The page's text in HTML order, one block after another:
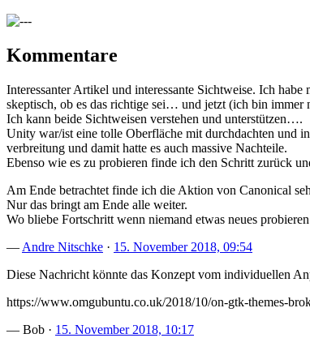
Kommentare
Interessanter Artikel und interessante Sichtweise. Ich
skeptisch, ob es das richtige sei… und jetzt (ich bin
Ich kann beide Sichtweisen verstehen und unterstützen….
Unity war/ist eine tolle Oberfläche mit durchdachten und
verbreitung und damit hatte es auch massive Nachteile.
Ebenso wie es zu probieren finde ich den Schritt zurück
Am Ende betrachtet finde ich die Aktion von Canonical
Nur das bringt am Ende alle weiter.
Wo bliebe Fortschritt wenn niemand etwas neues
— Andre Nitschke · 15. November 2018, 09:54
Diese Nachricht könnte das Konzept vom individuellen
https://www.omgubuntu.co.uk/2018/10/on-gtk-themes-
— Bob · 15. November 2018, 10:17